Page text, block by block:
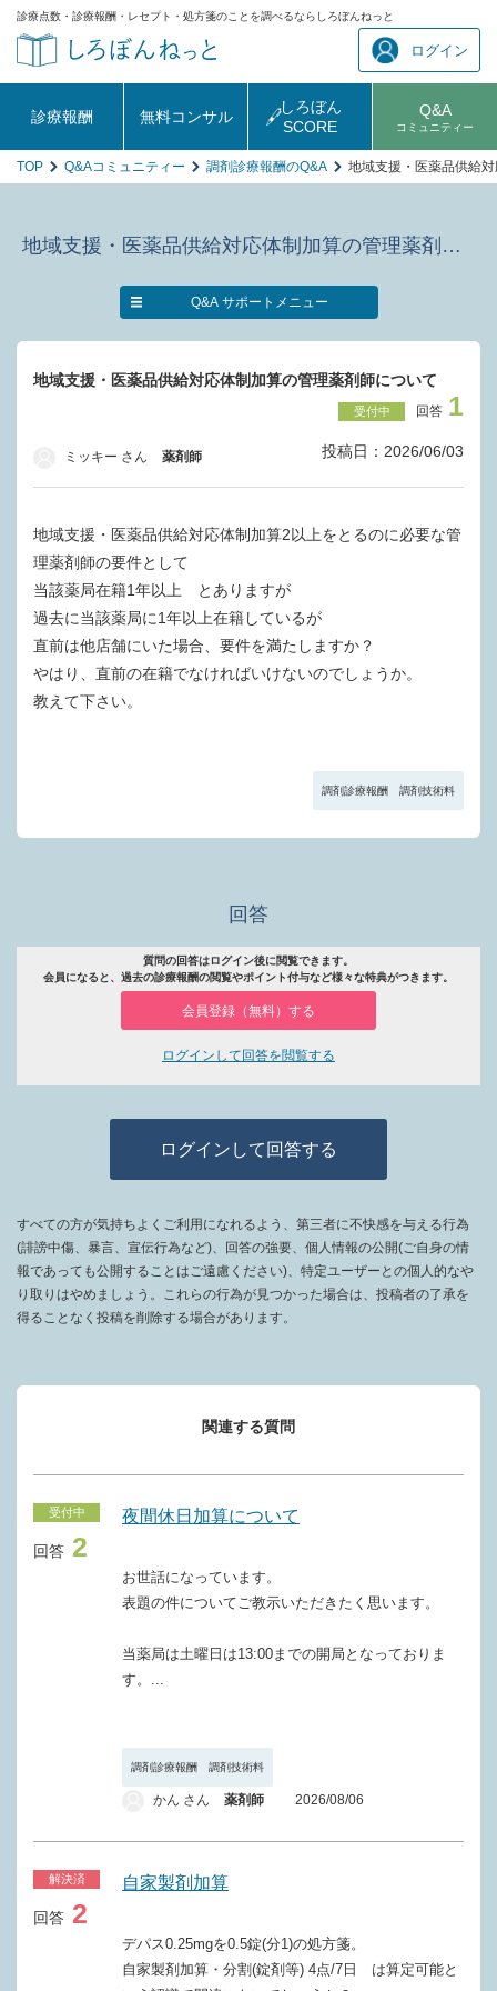
診療点数・診療報酬・レセプト・処方箋のことを調べるならしろぼんねっと
ログイン
診療報酬 無料コンサル
しろぼん
SCORE
Q&A
コミュニティー
TOP Q&Aコミュニティー 調剤診療報酬のQ&A 地域支援・医薬品供給
地域支援・医薬品供給対応体制加算の管理薬剤師について
Q&A サポートメニュー
地域支援・医薬品供給対応体制加算の管理薬剤師について
受付中 回答 1
ミッキー さん 薬剤師 投稿日：2026/06/03
地域支援・医薬品供給対応体制加算2以上をとるのに必要な管
理薬剤師の要件として
当該薬局在籍1年以上 とありますが
過去に当該薬局に1年以上在籍しているが
直前は他店舗にいた場合、要件を満たしますか？
やはり、直前の在籍でなければいけないのでしょうか。
教えて下さい。
調剤診療報酬 調剤技術料
回答
質問の回答はログイン後に閲覧できます。
会員になると、過去の診療報酬の閲覧やポイント付与など様々な特典がつきます。
会員登録（無料）する
ログインして回答を閲覧する
ログインして回答する
すべての方が気持ちよくご利用になれるよう、第三者に不快感を与える行為
(誹謗中傷、暴言、宣伝行為など)、回答の強要、個人情報の公開(ご自身の情
報であっても公開することはご遠慮ください)、特定ユーザーとの個人的なや
り取りはやめましょう。これらの行為が見つかった場合は、投稿者の了承を
得ることなく投稿を削除する場合があります。
関連する質問
受付中
回答 2
夜間休日加算について
お世話になっています。
表題の件についてご教示いただきたく思います。
当薬局は土曜日は13:00までの開局となっておりま
す。...
調剤診療報酬 調剤技術料
かん さん 薬剤師 2026/08/06
解決済
回答 2
自家製剤加算
デパス0.25mgを0.5錠(分1)の処方箋。
自家製剤加算・分割(錠剤等) 4点/7日 は算定可能と